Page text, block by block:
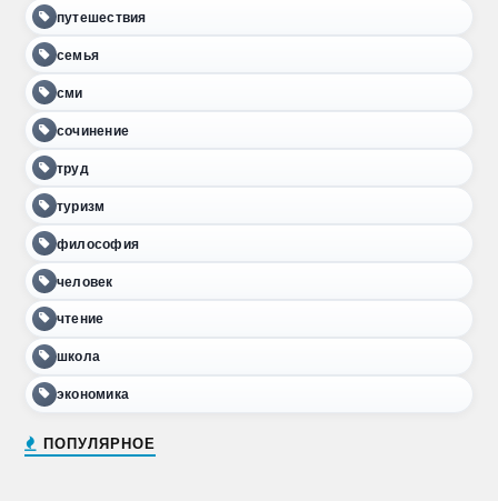
путешествия
семья
сми
сочинение
труд
туризм
философия
человек
чтение
школа
экономика
ПОПУЛЯРНОЕ